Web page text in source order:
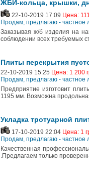
ЖБИ-кольца, крышки,
22-10-2019 17:09 Цена:
Продам, предлагаю - частное
Заказывая ж/б изделия на
соблюдении всех требуемых
Плиты перекрытия
22-10-2019 15:25 Цена: 1 200
Продам, предлагаю - частное
Предприятие изготовит
1195 мм. Возможна
Укладка тротуарной
17-10-2019 22:04 Цена: 1
Продам, предлагаю - частное
Качественная
.Предлагаем только